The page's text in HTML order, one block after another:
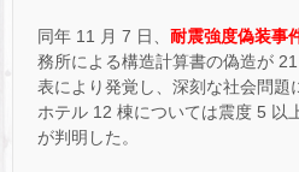
同年 11 月 7 日、 耐震強度偽装事
務所による構造計算書の偽造が
表により発覚し、深刻な社会問題
ホテル 12 棟については震度 5 以
が判明した。